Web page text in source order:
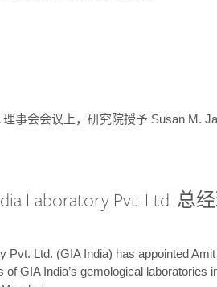
事会会议上，研究院授予 Susan M.
Laboratory Pvt. Ltd. 总
Pvt. Ltd. (GIA India) has appointed
GIA India’s gemological laboratories